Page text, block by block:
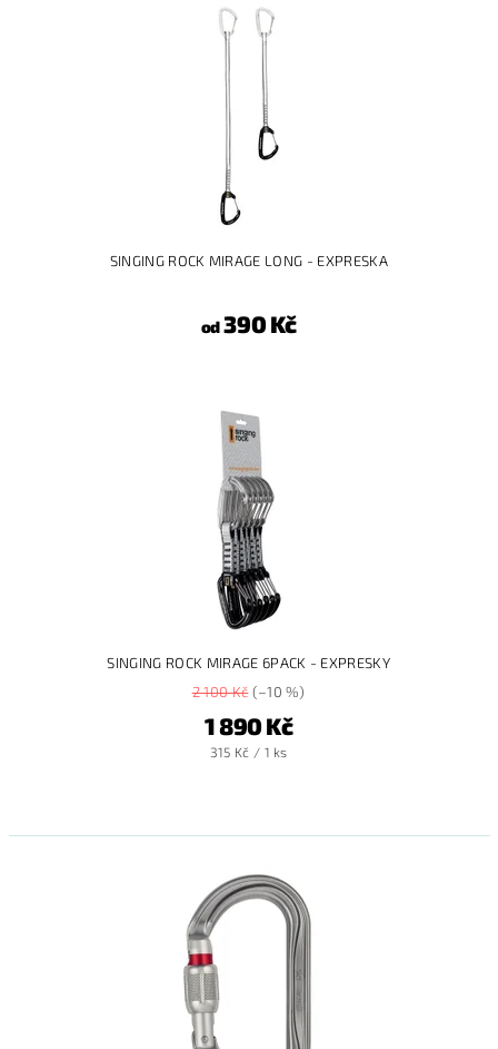
SINGING ROCK MIRAGE LONG - EXPRESKA
od390 Kč
SINGING ROCK MIRAGE 6PACK - EXPRESKY
2 100 Kč(–10 %)
1 890 Kč
315 Kč / 1 ks